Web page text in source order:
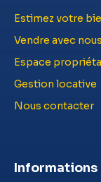
Estimez votre
Vendre avec nous
Espace
Gestion locative
Nous contacter
Informations